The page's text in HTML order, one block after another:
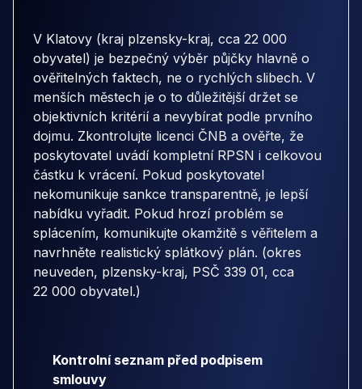
V Klatovy (kraj plzensky-kraj, cca 22 000
obyvatel) je bezpečný výběr půjčky hlavně o
ověřitelných faktech, ne o rychlých slibech. V
menších městech je o to důležitější držet se
objektivních kritérií a nevybírat podle prvního
dojmu. Zkontrolujte licenci ČNB a ověřte, že
poskytovatel uvádí kompletní RPSN i celkovou
částku k vrácení. Pokud poskytovatel
nekomunikuje sankce transparentně, je lepší
nabídku vyřadit. Pokud hrozí problém se
splácením, komunikujte okamžitě s věřitelem a
navrhněte realistický splátkový plán. (okres
neuveden, plzensky-kraj, PSČ 339 01, cca
22 000 obyvatel.)
Kontrolní seznam před podpisem
smlouvy